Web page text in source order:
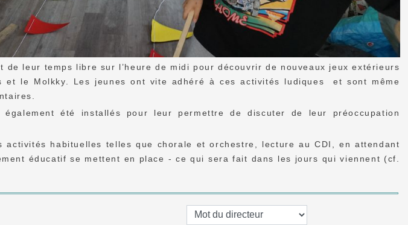
de leur temps libre sur l’heure de midi pour découvrir de nouveaux jeux extérieurs
le Molkky. Les jeunes ont vite adhéré à ces activités ludiques et sont même
été installés pour leur permettre de discuter de leur préoccupation
activités habituelles telles que chorale et orchestre, lecture au CDI, en attendant
éducatif se mettent en place - ce qui sera fait dans les jours qui viennent (cf.